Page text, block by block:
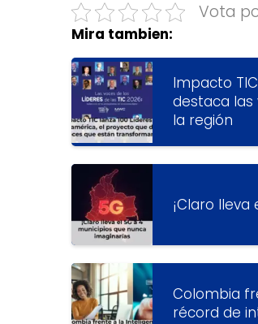
Vota
Mira tambien:
Impacto
destaca
la región
¡Claro
Colombia
récord de